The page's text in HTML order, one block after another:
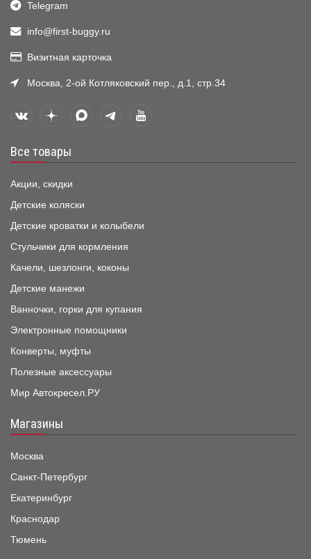
Telegram
info@first-buggy.ru
Визитная карточка
Москва, 2-ой Котляковский пер., д.1, стр.34
Все товары
Акции, скидки
Детские коляски
Детские кроватки и колыбели
Стульчики для кормления
Качели, шезлонги, коконы
Детские манежи
Ванночки, горки для купания
Электронные помощники
Конверты, муфты
Полезные аксессуары
Мир Автокресел.РУ
Магазины
Москва
Санкт-Петербург
Екатеринбург
Краснодар
Тюмень